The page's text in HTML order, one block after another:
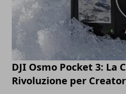
DJI Osmo Pocket 3: La
Rivoluzione per